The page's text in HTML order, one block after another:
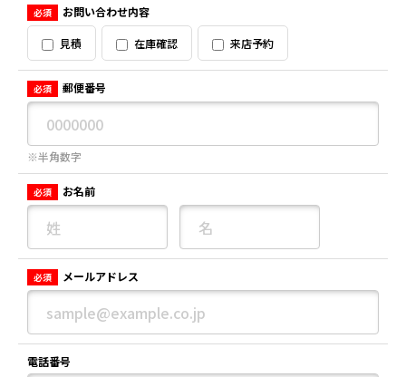
必須 お問い合わせ内容
見積 在庫確認 来店予約
必須 郵便番号
※半角数字
必須 お名前
必須 メールアドレス
電話番号